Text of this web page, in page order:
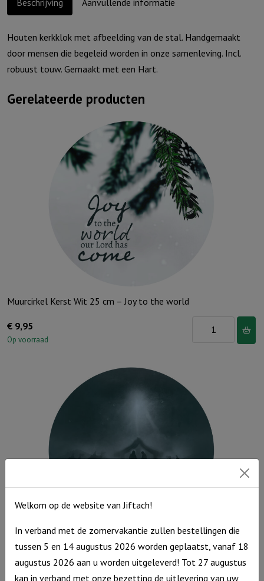
Beschrijving Aanvullende informatie
Houten kerkklok met afbeelding van de stal. Handgemaakt
door mensen die begeleid worden in onze samenleving. Incl.
robuust touw. Gemaakt met een Hart.
Gerelateerde producten
Muurcirkel Kerst Wit 25 cm – Joy to the world
€ 9,95
Op voorraad
Muurcirkel
Muurcirkel Kerst Groen 25 cm – Stal van Bethlehem
9,95
Muurcirkel
Welkom op de website van Jiftach!
In verband met de zomervakantie zullen bestellingen die
tussen 5 en 14 augustus 2026 worden geplaatst, vanaf 18
augustus 2026 aan u worden uitgeleverd! Tot 27 augustus
kan in verband met onze bezetting de uitlevering van uw